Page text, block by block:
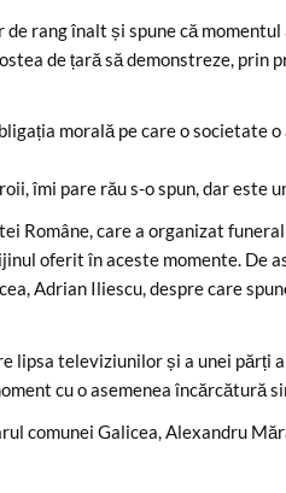
rang înalt și spune că
de țară să demonstreze, prin
morală pe care o societate
îmi pare rău s-o spun, dar este
Române, care a organizat
oferit în aceste momente. De
Adrian Iliescu, despre care
lipsa televiziunilor și a unei părți a
cu o asemenea încărcătură
comunei Galicea, Alexandru